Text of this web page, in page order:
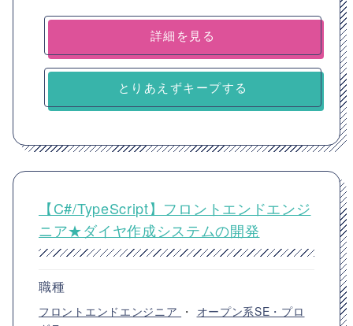
詳細を見る
とりあえずキープする
【C#/TypeScript】フロントエンドエンジ
ニア★ダイヤ作成システムの開発
職種
フロントエンドエンジニア ・ オープン系SE・プロ